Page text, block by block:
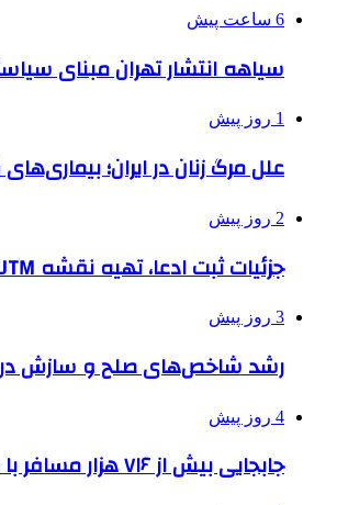
6 ساعت پیش
سیاهه انتشار تهران مبنای
1 روز پیش
علل مرگ زنان در ایران؛
2 روز پیش
جزئیات ثبت ادعا، تهیه نقشه UTM و ارائه مادر سند اعلام شد
3 روز پیش
رشد شاخص‌های صلح و سازش در
4 روز پیش
جابجایی بیش از ۷۱۶ هزار مسافر با متروی تهران در مراسم جاماندگان اربعین